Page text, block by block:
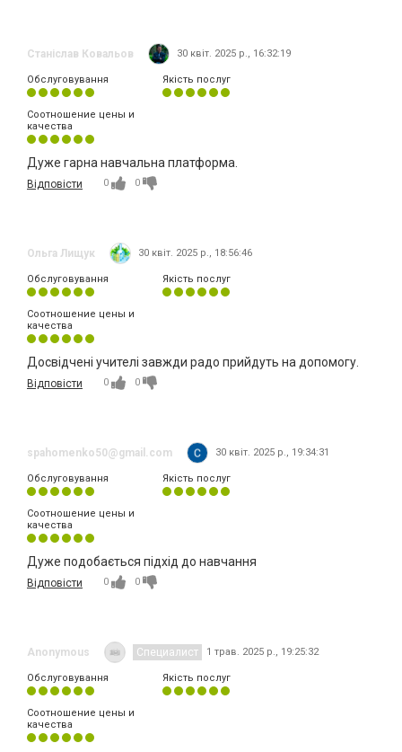
Станіслав Ковальов 30 квіт. 2025 р., 16:32:19
Обслуговування Якість послуг
Соотношение цены и
качества
Дуже гарна навчальна платформа.
Відповісти 0 0
Ольга Лищук 30 квіт. 2025 р., 18:56:46
Обслуговування Якість послуг
Соотношение цены и
качества
Досвідчені учителі завжди радо прийдуть на допомогу.
Відповісти 0 0
spahomenko50@gmail.com 30 квіт. 2025 р., 19:34:31
Обслуговування Якість послуг
Соотношение цены и
качества
Дуже подобається підхід до навчання
Відповісти 0 0
Anonymous Специалист 1 трав. 2025 р., 19:25:32
Обслуговування Якість послуг
Соотношение цены и
качества